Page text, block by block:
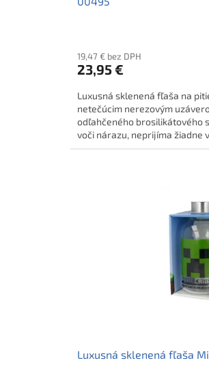
19,47 € bez DPH
23,95 €
Luxusná sklenená fľaša na pitie
netečúcim nerezovým
odľahčeného brosilikátového
voči nárazu, neprijíma žiadne
udržiava. • vhodná do školy,
krabičke - vhodné aj ako
Luxusná sklenená fľaša